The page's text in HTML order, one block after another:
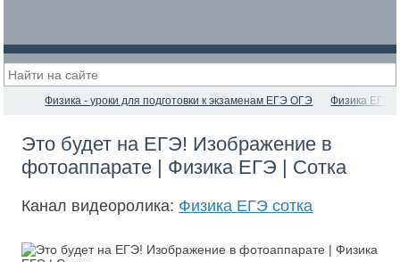
Физика - уроки для подготовки к экзаменам ЕГЭ ОГЭ Физика ЕГЭ
Это будет на ЕГЭ! Изображение в
фотоаппарате | Физика ЕГЭ | Сотка
Канал видеоролика: Физика ЕГЭ сотка